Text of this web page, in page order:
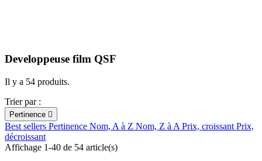
Developpeuse film QSF
Il y a 54 produits.
Trier par :
Pertinence 
Best sellers Pertinence Nom, A à Z Nom, Z à A Prix, croissant Prix,
décroissant
Affichage 1-40 de 54 article(s)